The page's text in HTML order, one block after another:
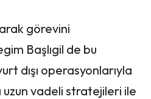
görevini
Başlıgil de bu
dışı operasyonlarıyla
vadeli stratejileri ile